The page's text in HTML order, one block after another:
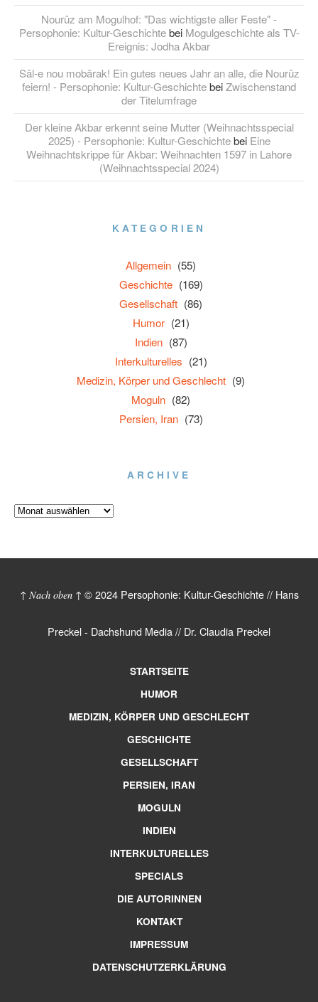
Nourûz am Mogulhof: "Das wichtigste aller Feste" -
Persophonie: Kultur-Geschichtebei Mogulgeschichte als TV-
Ereignis: Jodha Akbar
Sâl-e nou mobârak! Ein gutes neues Jahr an alle, die Nourûz
feiern! - Persophonie: Kultur-GeschichtebeiZwischenstand
der Titelumfrage
Der kleine Akbar erkennt seine Mutter (Weihnachtsspecial
2025) - Persophonie: Kultur-Geschichtebei Eine
Weihnachtskrippe für Akbar: Weihnachten 1597 in Lahore
(Weihnachtsspecial 2024)
KATEGORIEN
Allgemein (55)
Geschichte (169)
Gesellschaft (86)
Humor (21)
Indien (87)
Interkulturelles (21)
Medizin, Körper und Geschlecht (9)
Moguln (82)
Persien, Iran (73)
ARCHIVE
↑ Nach oben ↑ © 2024 Persophonie: Kultur-Geschichte // Hans
Preckel - Dachshund Media // Dr. Claudia Preckel
STARTSEITE
HUMOR
MEDIZIN, KÖRPER UND GESCHLECHT
GESCHICHTE
GESELLSCHAFT
PERSIEN, IRAN
MOGULN
INDIEN
INTERKULTURELLES
SPECIALS
DIE AUTORINNEN
KONTAKT
IMPRESSUM
DATENSCHUTZERKLÄRUNG